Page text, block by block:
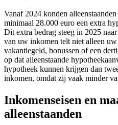
Vanaf 2024 konden
minimaal 28.000 euro een extra
Dit extra bedrag steeg in 2025
van uw inkomen telt niet alleen uw
vakantiegeld, bonussen of een
op dat alleenstaande
hypotheek kunnen krijgen dan
inkomen, omdat zij vaak minder
Inkomenseisen en
alleenstaanden